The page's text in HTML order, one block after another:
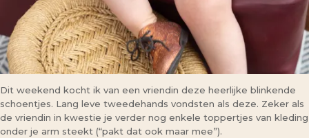
Dit weekend kocht ik van een vriendin deze heerlijke blinkende
schoentjes. Lang leve tweedehands vondsten als deze. Zeker als
de vriendin in kwestie je verder nog enkele toppertjes van kleding
onder je arm steekt (“pakt dat ook maar mee”).